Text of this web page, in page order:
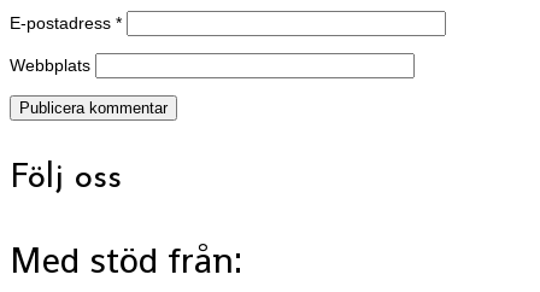
E-postadress *
Webbplats
Följ oss
Med stöd från: